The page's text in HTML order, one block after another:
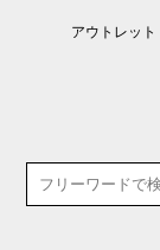
アウトレット